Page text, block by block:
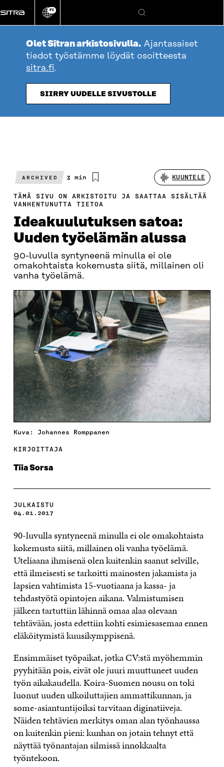
suoraan
sisältöön
Vaihda
kieli
FI
Hae
Olet Sitran arkistosivulla. Ajantasaiset
tiedot työstämme löydät osoitteesta
sitra.fi.
SIIRRY UUDELLE SIVUSTOLLE
ARCHIVED
Arvioitu
3 min KUUNTELE
TÄMÄ SIVU ON ARKISTOITU JA SAATTAA SISÄLTÄÄ
VANHENTUNUTTA TIETOA
Ideakuulutuksen satoa:
Uuden työelämän alussa
90-luvulla syntyneenä minulla ei ole
omakohtaista kokemusta siitä, millainen oli
vanha työelämä.
Kuva: Johannes Romppanen
KIRJOITTAJA
Tiia Sorsa
JULKAISTU
04.01.2017
90-luvulla syntyneenä minulla ei ole omakohtaista
kokemusta siitä, millainen oli vanha työelämä.
Uteliaana ihmisenä olen kuitenkin saanut selville,
että ilmeisesti se tarkoitti mainosten jakamista ja
lapsien vahtimista 15-vuotiaana ja kassa- ja
tehdastyötä opintojen aikana. Valmistumisen
jälkeen tartuttiin lähinnä omaa alaa olevaan
tehtävään, josta edettiin kohti esimiesasemaa ennen
eläköitymistä kuusikymppisenä.
Ensimmäiset työpaikat, jotka CV:stä myöhemmin
pyyhitään pois, eivät ole juuri muuttuneet uuden
työn aikakaudella. Koira-Suomen nousu on toki
luonut uuden ulkoiluttajien ammattikunnan, ja
some-asiantuntijoiksi tarvitaan diginatiiveja.
Näiden tehtävien merkitys oman alan työnhaussa
on kuitenkin pieni: kunhan on jotain tehnyt että
näyttää työnantajan silmissä innokkaalta
työntekoon.